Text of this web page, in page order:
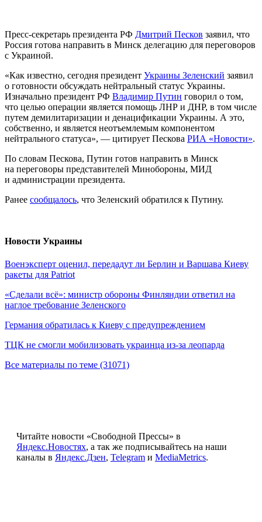
Пресс-секретарь президента РФ Дмитрий Песков заявил, что
Россия готова направить в Минск делегацию для переговоров
с Украиной.
«Как известно, сегодня президент Украины Зеленский заявил
о готовности обсуждать нейтральный статус Украины.
Изначально президент РФ Владимир Путин говорил о том,
что целью операции является помощь ЛНР и ДНР, в том числе
путем демилитаризации и денацификации Украины. А это,
собственно, и является неотъемлемым компонентом
нейтрального статуса», — цитирует Пескова РИА «Новости».
По словам Пескова, Путин готов направить в Минск
на переговоры представителей Минобороны, МИД
и администрации президента.
Ранее сообщалось, что Зеленский обратился к Путину.
Новости Украины
Военэксперт оценил, передадут ли Берлин и Варшава Киеву
ракеты для Patriot
«Сделали всё»: министр обороны Финляндии ответил на
наглое требование Зеленского
Германия обратилась к Киеву с предупреждением
ТЦК не смогли мобилизовать украинца из-за леопарда
Все материалы по теме (31071)
Читайте новости «Свободной Прессы» в
Яндекс.Новостях, а так же подписывайтесь на наши
каналы в Яндекс.Дзен, Telegram и MediaMetrics.